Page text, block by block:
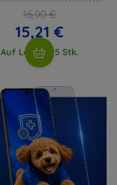
16,90 €
15,21 €
Auf Lager > 5 Stk.